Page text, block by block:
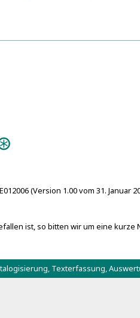
(Version 1.00 vom 31. Januar
ist, so bitten wir um eine kurze
Texterfassung,